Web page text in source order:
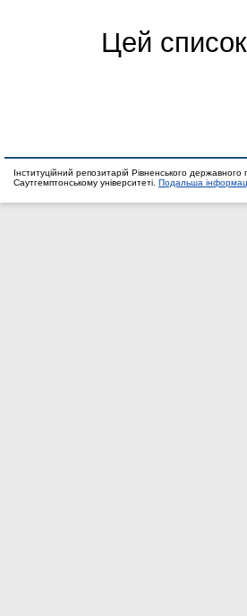
Цей
Інституційний репозитарій Рівненського
Саутгемптонському університеті. Подальша